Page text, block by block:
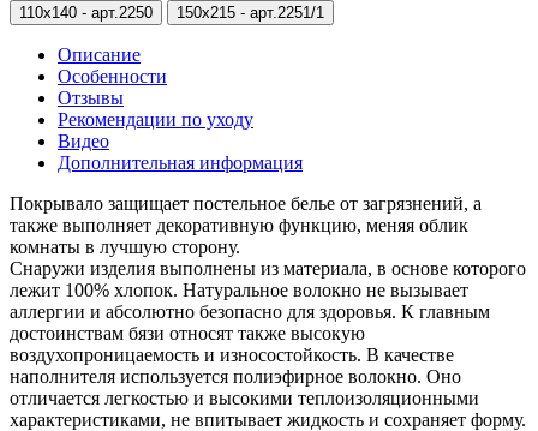
110х140 - арт.2250 150х215 - арт.2251/1
Описание
Особенности
Отзывы
Рекомендации по уходу
Видео
Дополнительная информация
Покрывало защищает постельное белье от загрязнений, а
также выполняет декоративную функцию, меняя облик
комнаты в лучшую сторону.
Снаружи изделия выполнены из материала, в основе которого
лежит 100% хлопок. Натуральное волокно не вызывает
аллергии и абсолютно безопасно для здоровья. К главным
достоинствам бязи относят также высокую
воздухопроницаемость и износостойкость. В качестве
наполнителя используется полиэфирное волокно. Оно
отличается легкостью и высокими теплоизоляционными
характеристиками, не впитывает жидкость и сохраняет форму.